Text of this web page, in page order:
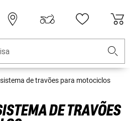
de travões para motociclos
DE TRAVÕES